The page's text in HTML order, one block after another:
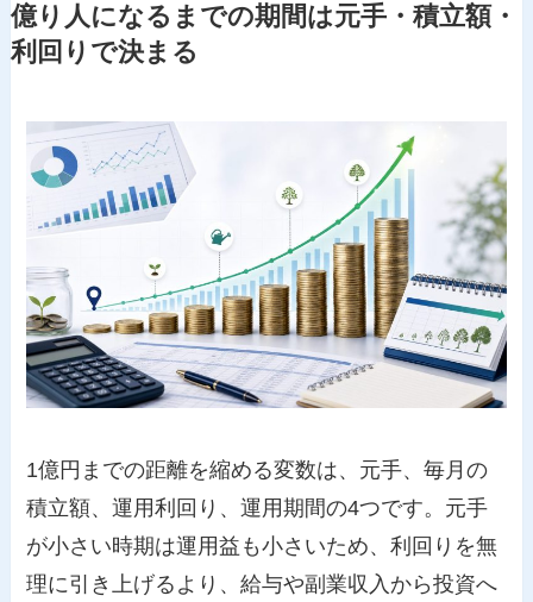
億り人になるまでの期間は元手・積立額・
利回りで決まる
1億円までの距離を縮める変数は、元手、毎月の
積立額、運用利回り、運用期間の4つです。元手
が小さい時期は運用益も小さいため、利回りを無
理に引き上げるより、給与や副業収入から投資へ